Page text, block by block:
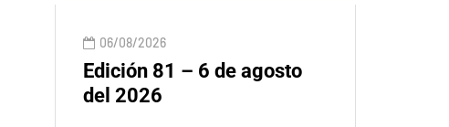
06/08/2026
Edición 81 – 6 de agosto
del 2026